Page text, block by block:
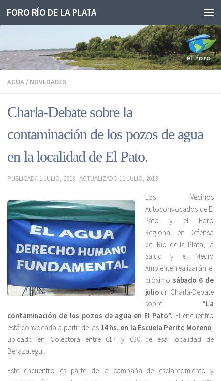
Saltar al contenido
FORO RÍO DE LA PLATA
AGUA / NOVEDADES
Charla-Debate sobre la
contaminación de los pozos de agua
en la localidad de El Pato.
PUBLICADA 1 JULIO, 2013 · ACTUALIZADO 11 JULIO, 2013
Los Vecinos
Autoconvocados de El
Pato y el Foro
Regional en Defensa
del Río de la Plata, la
Salud y el Medio
Ambiente realizarán el
próximo sábado 6 de
julio un Charla-Debate
sobre “La
contaminación de los pozos de agua en El Pato”. El encuentro
está convocada a partir de las 14 hs. en la Escuela Perito Moreno,
ubicado en Colectora entre 617 y 630 de esa localidad de
Berazategui.
Este encuentro es parte de la campaña de esclarecimiento y